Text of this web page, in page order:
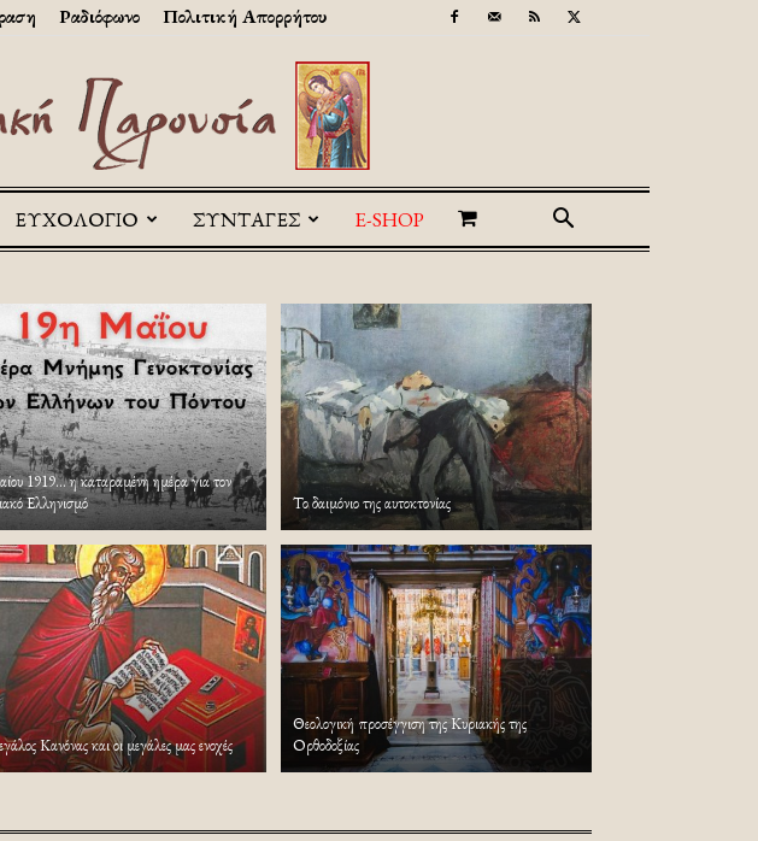
Ραδιόφωνο Πολιτική Απορρήτου
ΕΥΧΟΛΟΓΙΟ ΣΥΝΤΑΓΕΣ E-SHOP
1919… η καταραμένη ημέρα για τον
Ελληνισμό
Το δαιμόνιο της αυτοκτονίας
Κανόνας και οι μεγάλες μας ενοχές
Θεολογική προσέγγιση της Κυριακής της
Ορθοδοξίας